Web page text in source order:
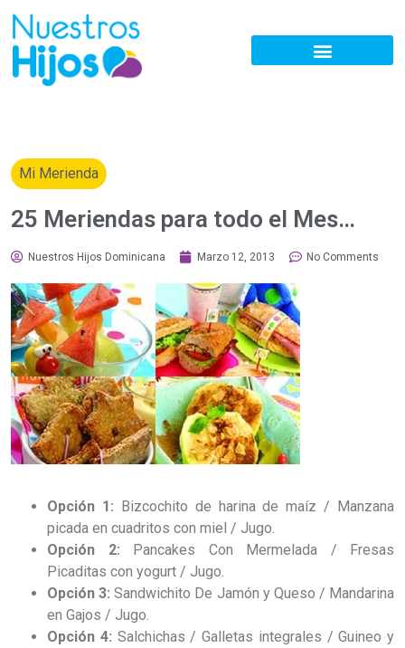
Mi Merienda
25 Meriendas para todo el Mes…
Nuestros Hijos Dominicana Marzo 12, 2013 No Comments
Opción 1: Bizcochito de harina de maíz / Manzana
picada en cuadritos con miel / Jugo.
Opción 2: Pancakes Con Mermelada / Fresas
Picaditas con yogurt / Jugo.
Opción 3: Sandwichito De Jamón y Queso / Mandarina
en Gajos / Jugo.
Opción 4: Salchichas / Galletas integrales / Guineo y